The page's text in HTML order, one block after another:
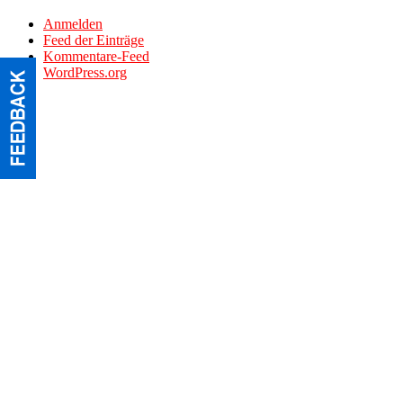
Anmelden
Feed der Einträge
Kommentare-Feed
WordPress.org